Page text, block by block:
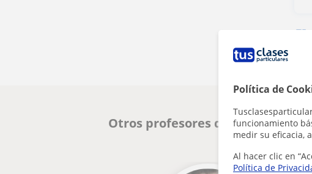
Política de
funcionamiento
medir su eficacia,
Al hacer clic en
Política de
Otros profesores de Entrenador